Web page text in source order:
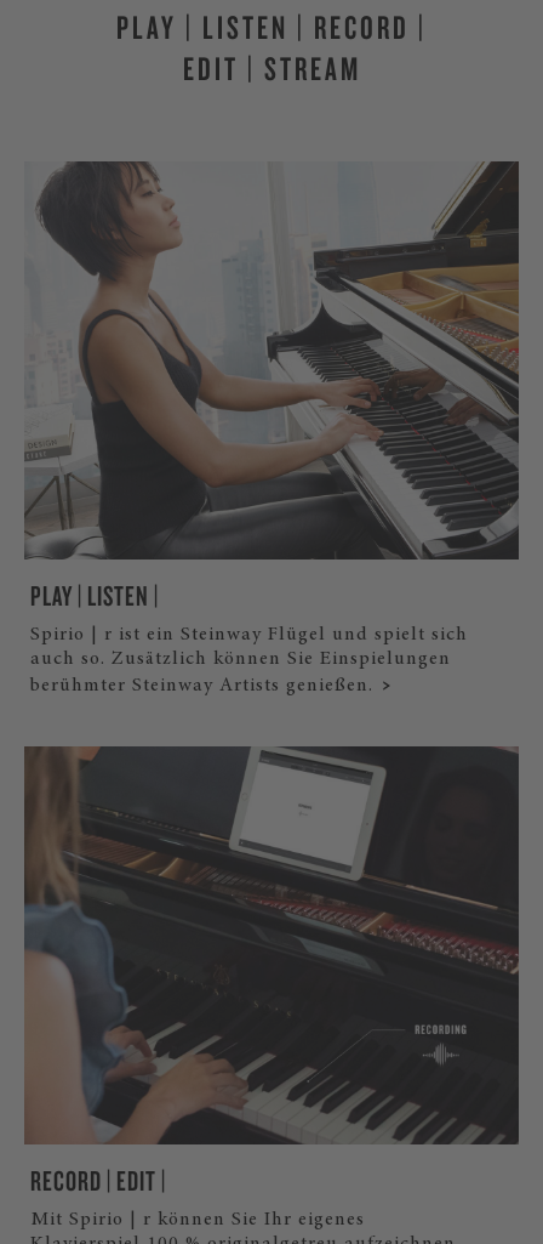
PLAY | LISTEN | RECORD |
EDIT | STREAM
PLAY | LISTEN |
Spirio | r ist ein Steinway Flügel und spielt sich
auch so. Zusätzlich können Sie Einspielungen
berühmter Steinway Artists genießen.
RECORD | EDIT |
Mit Spirio | r können Sie Ihr eigenes